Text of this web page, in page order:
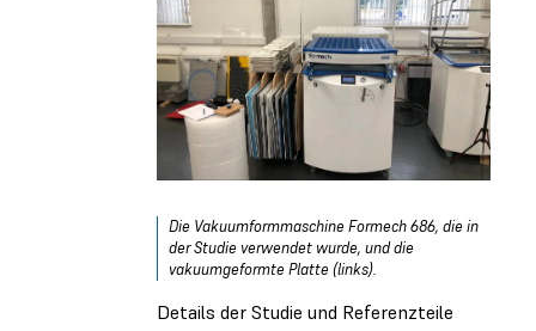
Die Vakuumformmaschine Formech 686, die in
der Studie verwendet wurde, und die
vakuumgeformte Platte (links).
Details der Studie und Referenzteile